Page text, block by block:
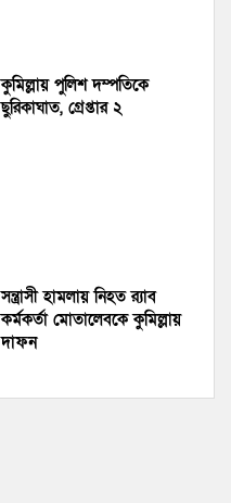
কুমিল্লায় পুলিশ দম্পতিকে
ছুরিকাঘাত, গ্রেপ্তার ২
সন্ত্রাসী হামলায় নিহত র‍্যাব
কর্মকর্তা মোতালেবকে কুমিল্লায়
দাফন